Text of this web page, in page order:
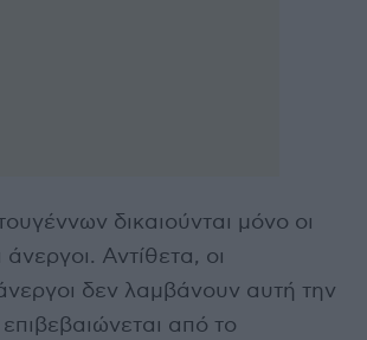
δικαιούνται μόνο οι
άνεργοι. Αντίθετα, οι
δεν λαμβάνουν αυτή την
από το